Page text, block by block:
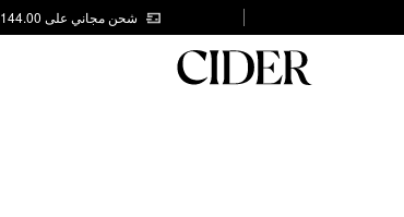
شحن مجاني على AED 144.00